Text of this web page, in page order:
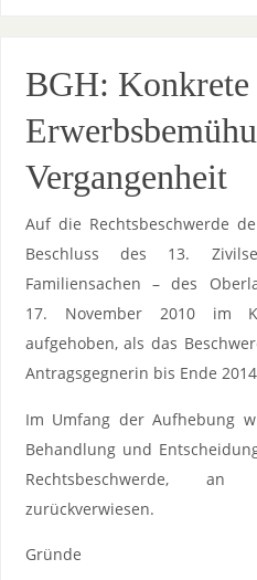
BGH: Konkrete
Vergangenheit
Auf die Rechtsbeschwerde
Beschluss des 13.
Familiensachen – des
17. November 2010 im
aufgehoben, als das
Antragsgegnerin bis Ende
Im Umfang der Aufhebung
Behandlung und
Rechtsbeschwerde, an
zurückverwiesen.
Gründe